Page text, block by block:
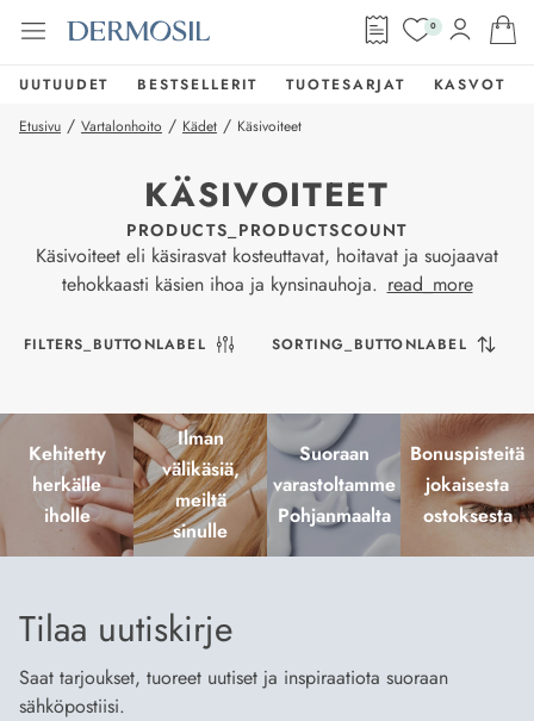
0
UUTUUDET BESTSELLERIT TUOTESARJAT
KASVOT
Etusivu / Vartalonhoito / Kädet / Käsivoiteet
KÄSIVOITEET
PRODUCTS_PRODUCTSCOUNT
Käsivoiteet eli käsirasvat kosteuttavat, hoitavat ja suojaavat
tehokkaasti käsien ihoa ja kynsinauhoja. read_more
FILTERS_BUTTONLABEL SORTING_BUTTONLABEL
Kehitetty
herkälle
iholle
Ilman
välikäsiä,
meiltä
sinulle
Suoraan
varastoltamme
Pohjanmaalta
Bonuspisteitä
jokaisesta
ostoksesta
Tilaa uutiskirje
Saat tarjoukset, tuoreet uutiset ja inspiraatiota suoraan
sähköpostiisi.